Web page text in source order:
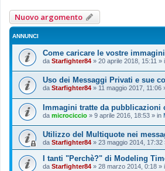
Nuovo argomento
ANNUNCI
Come caricare le vostre
da Starfighter84 » 20 aprile 2018, 15:11 »
Uso dei Messaggi Privati e sue
da Starfighter84 » 11 maggio 2017, 11:06
Immagini tratte da pubblicazioni
da microciccio » 9 aprile 2016, 18:53 » in
Utilizzo del Multiquote nei
da Starfighter84 » 23 maggio 2014, 17:32
I tanti "Perchè?" di Modeling
da Starfighter84 » 28 marzo 2014, 0:18 »